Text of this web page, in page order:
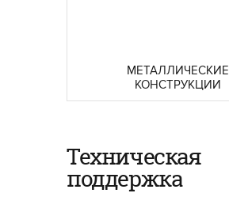
МЕТАЛЛИЧЕСКИЕ
КОНСТРУКЦИИ
Техническая
поддержка